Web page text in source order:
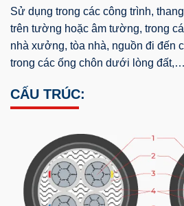
Sử dụng trong các công trình,
trên tường hoặc âm tường, trong
nhà xưởng, tòa nhà, nguồn đi đến
trong các ống chôn dưới lòng đất,…
CẤU TRÚC: